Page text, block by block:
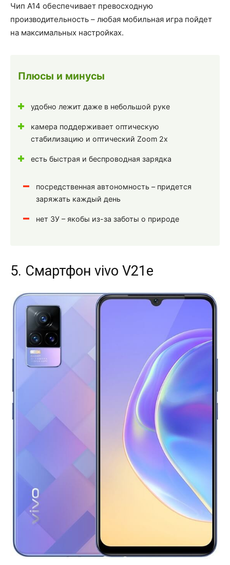
Чип A14 обеспечивает превосходную
производительность – любая мобильная игра пойдет
на максимальных настройках.
Плюсы и минусы
удобно лежит даже в небольшой руке
камера поддерживает оптическую
стабилизацию и оптический Zoom 2x
есть быстрая и беспроводная зарядка
посредственная автономность – придется
заряжать каждый день
нет ЗУ – якобы из-за заботы о природе
5. Смартфон vivo V21e